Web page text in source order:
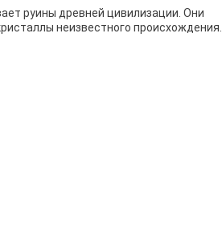
руины древней цивилизации. Они
неизвестного происхождения.